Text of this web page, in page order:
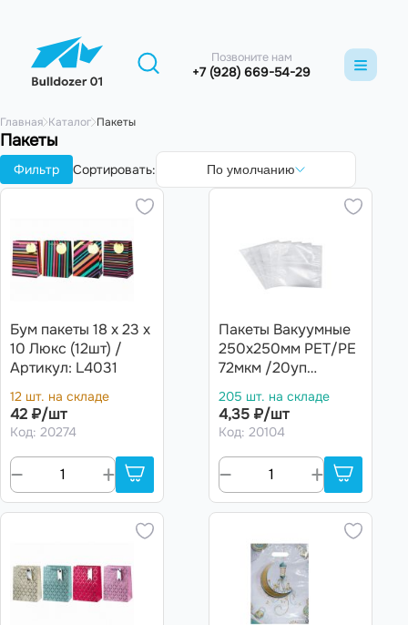
Позвоните нам
+7 (928) 669-54-29
Главная Каталог Пакеты
Пакеты
Фильтр Сортировать: По умолчанию
Бум пакеты 18 х 23 х
10 Люкс (12шт) /
Артикул: L4031
12 шт. на складе
42 ₽/шт
Код: 20274
Пакеты Вакуумные
250х250мм PET/PЕ
72мкм /20уп
205 шт. на складе
4,35 ₽/шт
Код: 20104